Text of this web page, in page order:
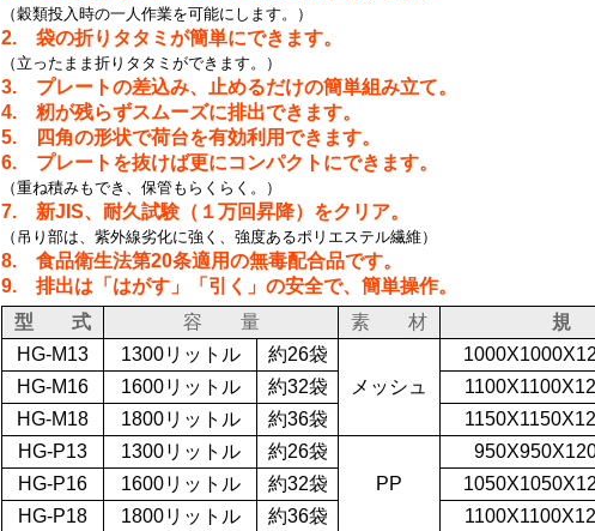
（穀類投入時の一人作業を可能にします。）
2. 袋の折りタタミが簡単にできます。
（立ったまま折りタタミができます。）
3. プレートの差込み、止めるだけの簡単組み立て。
4. 籾が残らずスムーズに排出できます。
5. 四角の形状で荷台を有効利用できます。
6. プレートを抜けば更にコンパクトにできます。
（重ね積みもでき、保管もらくらく。）
7. 新JIS、耐久試験（１万回昇降）をクリア。
（吊り部は、紫外線劣化に強く、強度あるポリエステル繊維）
8. 食品衛生法第20条適用の無毒配合品です。
9. 排出は「はがす」「引く」の安全で、簡単操作。
型 式
容 量 素 材
規
HG-M13
1300リットル
約26袋
メッシュ
HG-M16 1600リットル 約32袋
HG-M18
1800リットル 約36袋
HG-P13
1300リットル
約26袋
PP
HG-P16 1600リットル 約32袋
HG-P18
1800リットル 約36袋